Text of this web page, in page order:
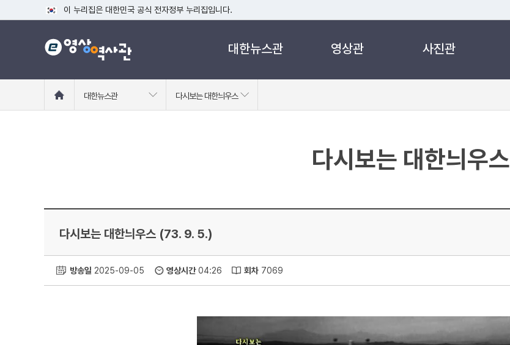
이 누리집은 대한민국 공식 전자정부 누리집입니다.
공식 누리집 주소 확인하기
go.kr 주소를 사용하는 누리집은 대한민국 정부기관이 관리하는 누리집입니다.
대한뉴스관 영상관 사진관
로
대한뉴스관 다시보는 대한늬우스
다시보는 대한늬우스
다시보는 대한늬우스 (73. 9. 5.)
방송일 2025-09-05 영상시간04:26 회차 7069